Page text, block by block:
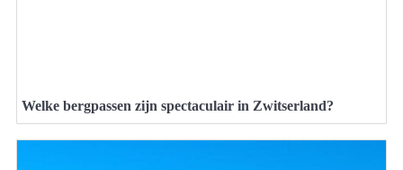
Welke bergpassen zijn spectaculair in Zwitserland?